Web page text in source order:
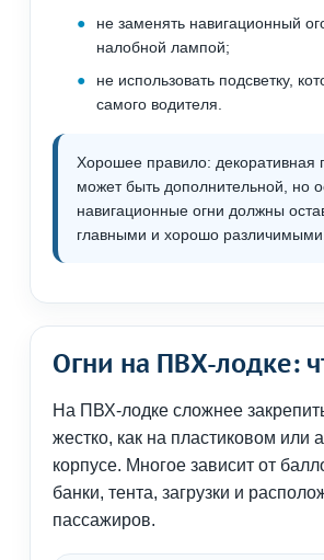
не заменять навигационный
налобной лампой;
не использовать подсветку,
самого водителя.
Хорошее правило: декоративная
может быть дополнительной, но
навигационные огни должны
главными и хорошо различимыми.
Огни на ПВХ-лодке:
На ПВХ-лодке сложнее
жестко, как на пластиковом или
корпусе. Многое зависит от
банки, тента, загрузки и
пассажиров.